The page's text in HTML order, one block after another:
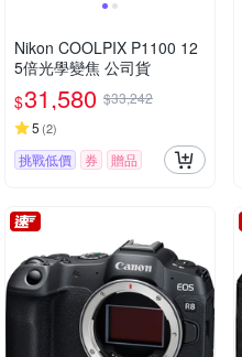
Nikon COOLPIX P1100 12
5倍光學變焦 公司貨
$31,580 $33,242
5 (2)
挑戰低價 券 贈品